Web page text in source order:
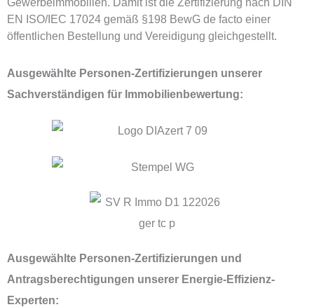
EN ISO/IEC 17024 gemäß §198 BewG de facto einer
öffentlichen Bestellung und Vereidigung gleichgestellt.
Ausgewählte Personen-Zertifizierungen unserer
Sachverständigen für Immobilienbewertung:
Ausgewählte Personen-Zertifizierungen und
Antragsberechtigungen unserer Energie-Effizienz-
Experten: